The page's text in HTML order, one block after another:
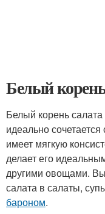
Белый
Белый корень
идеально
имеет мягкую
делает его
другими овощами.
салата в салаты,
бароном.